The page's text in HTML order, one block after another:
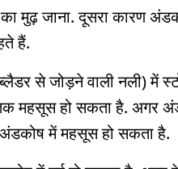
मुढ़ जाना. दूसरा कारण
हैं.
से जोड़ने वाली नली) में
तक महसूस हो सकता है. अगर
अंडकोष में महसूस हो सकता है.